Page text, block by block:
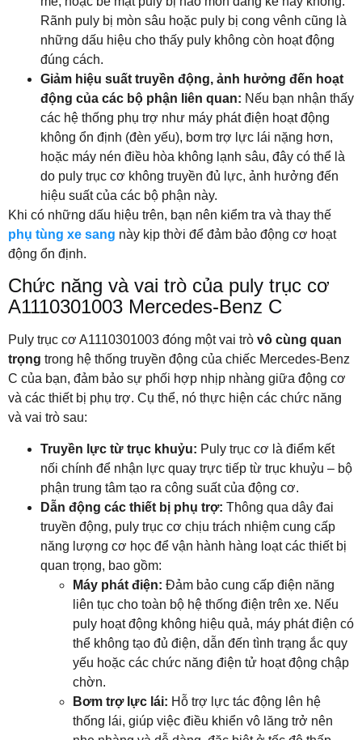
Rãnh puly bị mòn sâu hoặc puly bị cong vênh cũng là
những dấu hiệu cho thấy puly không còn hoạt động
đúng cách.
Giảm hiệu suất truyền động, ảnh hưởng đến hoạt
động của các bộ phận liên quan: Nếu bạn nhận thấy
các hệ thống phụ trợ như máy phát điện hoạt động
không ổn định (đèn yếu), bơm trợ lực lái nặng hơn,
hoặc máy nén điều hòa không lạnh sâu, đây có thể là
do puly trục cơ không truyền đủ lực, ảnh hưởng đến
hiệu suất của các bộ phận này.
Khi có những dấu hiệu trên, bạn nên kiểm tra và thay thế
phụ tùng xe sang này kịp thời để đảm bảo động cơ hoạt
động ổn định.
Chức năng và vai trò của puly trục cơ
A1110301003 Mercedes-Benz C
Puly trục cơ A1110301003 đóng một vai trò vô cùng quan
trọng trong hệ thống truyền động của chiếc Mercedes-Benz
C của bạn, đảm bảo sự phối hợp nhịp nhàng giữa động cơ
và các thiết bị phụ trợ. Cụ thể, nó thực hiện các chức năng
và vai trò sau:
Truyền lực từ trục khuỷu: Puly trục cơ là điểm kết
nối chính để nhận lực quay trực tiếp từ trục khuỷu – bộ
phận trung tâm tạo ra công suất của động cơ.
Dẫn động các thiết bị phụ trợ: Thông qua dây đai
truyền động, puly trục cơ chịu trách nhiệm cung cấp
năng lượng cơ học để vận hành hàng loạt các thiết bị
quan trọng, bao gồm:
Máy phát điện: Đảm bảo cung cấp điện năng
liên tục cho toàn bộ hệ thống điện trên xe. Nếu
puly hoạt động không hiệu quả, máy phát điện có
thể không tạo đủ điện, dẫn đến tình trạng ắc quy
yếu hoặc các chức năng điện tử hoạt động chập
chờn.
Bơm trợ lực lái: Hỗ trợ lực tác động lên hệ
thống lái, giúp việc điều khiển vô lăng trở nên